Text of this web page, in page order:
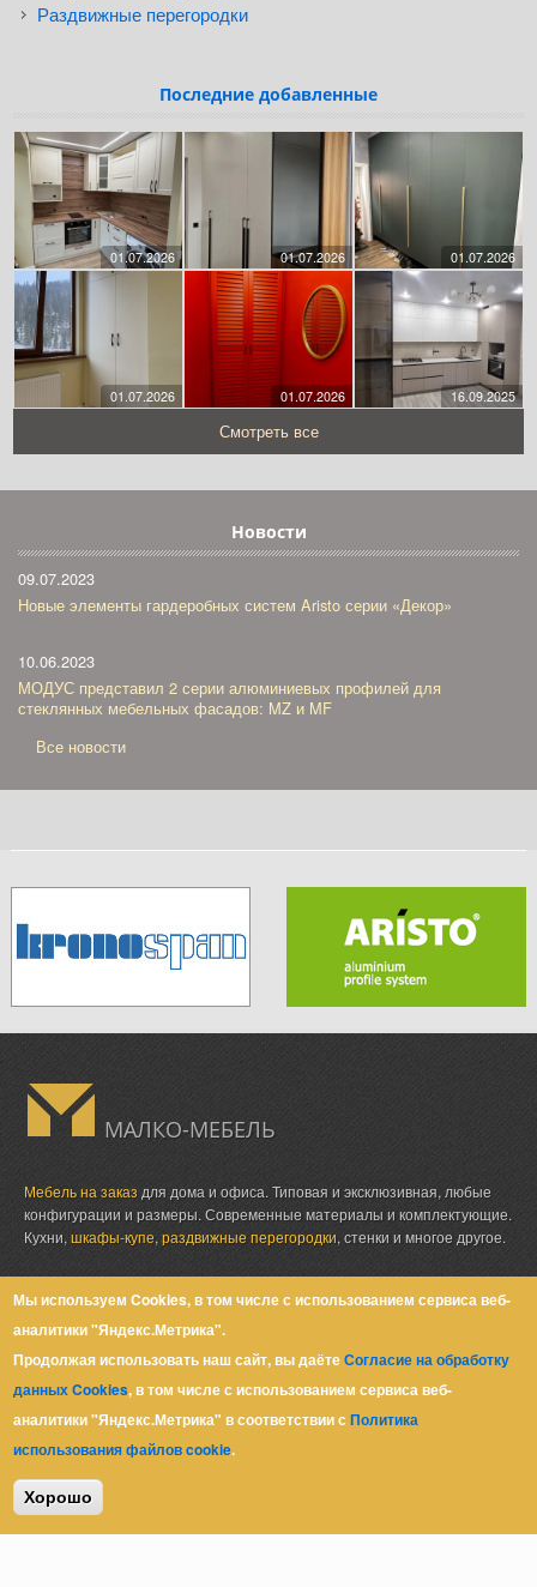
Раздвижные перегородки
Последние добавленные
01.07.2026 01.07.2026 01.07.2026
01.07.2026 01.07.2026 16.09.2025
Смотреть все
Новости
09.07.2023
Новые элементы гардеробных систем Aristo серии «Декор»
10.06.2023
МОДУС представил 2 серии алюминиевых профилей для
стеклянных мебельных фасадов: MZ и MF
Все новости
МАЛКО-МЕБЕЛЬ
Мебель на заказ для дома и офиса. Типовая и эксклюзивная, любые
конфигурации и размеры. Современные материалы и комплектующие.
Кухни, шкафы-купе, раздвижные перегородки, стенки и многое другое.
Юр. адрес: Ростов-на-Дону,
+7 (863) 279-39-80
+7 (918) 51-06-999
zakaz@malkomebel.ru
Мы используем Cookies, в том числе с использованием сервиса веб-
аналитики "Яндекс.Метрика".
Продолжая использовать наш сайт, вы даётеСогласие на обработку
данных Cookies, в том числе с использованием сервиса веб-
аналитики "Яндекс.Метрика" в соответствии сПолитика
использования файлов cookie.
Хорошо